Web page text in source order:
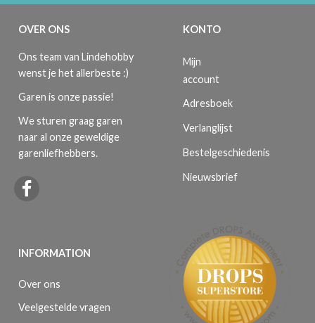
OVER ONS
Ons team van Lindehobby
wenst je het allerbeste :)
Garen is onze passie!
We sturen graag garen
naar al onze geweldige
garenliefhebbers.
INFORMATION
Over ons
Veelgestelde vragen
KONTO
Mijn
account
Adresboek
Verlanglijst
Bestelgeschiedenis
Nieuwsbrief